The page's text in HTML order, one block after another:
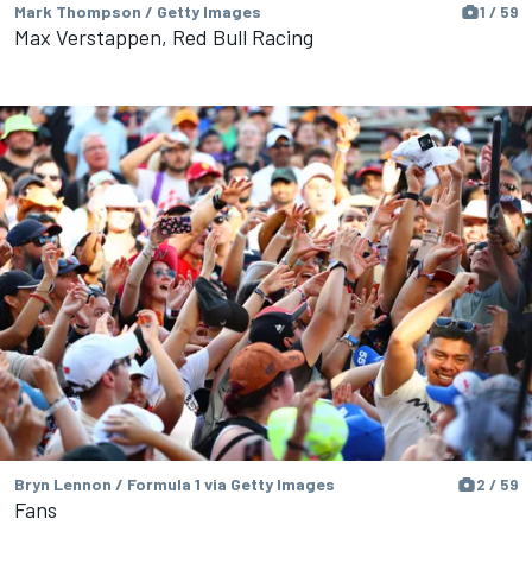
Mark Thompson / Getty Images 1 / 59
Max Verstappen, Red Bull Racing
Bryn Lennon / Formula 1 via Getty Images 2 / 59
Fans